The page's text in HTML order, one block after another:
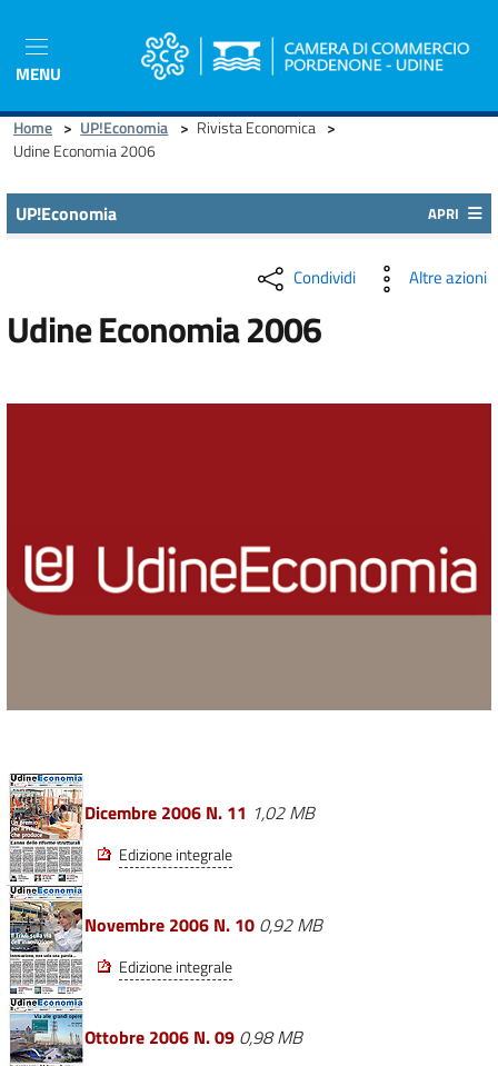
contenuto
MENU
Home > UP!Economia > Rivista Economica >
Udine Economia 2006
UP!Economia APRI
Condividi Altre azioni
Udine Economia 2006
Dicembre 2006 N. 11 1,02 MB
Edizione integrale
Novembre 2006 N. 10 0,92 MB
Edizione integrale
Ottobre 2006 N. 09 0,98 MB